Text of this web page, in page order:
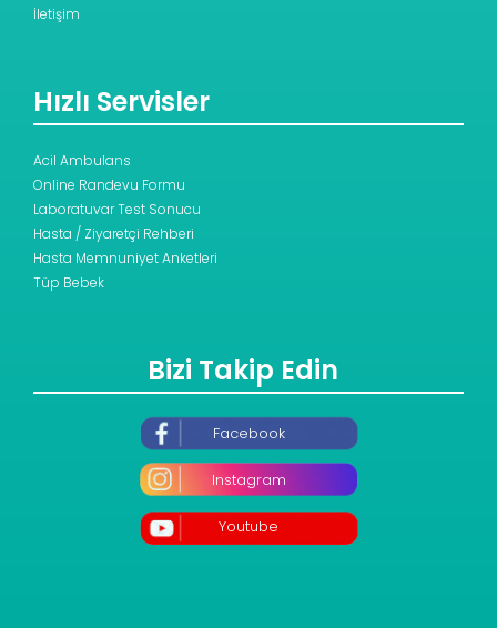
İletişim
Hızlı Servisler
Acil Ambulans
Online Randevu Formu
Laboratuvar Test Sonucu
Hasta / Ziyaretçi Rehberi
Hasta Memnuniyet Anketleri
Tüp Bebek
Bizi Takip Edin
Facebook
Instagram
Youtube